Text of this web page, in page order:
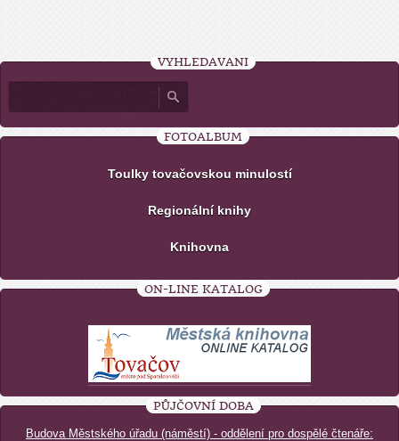
VYHLEDÁVÁNÍ
FOTOALBUM
Toulky tovačovskou minulostí
Regionální knihy
Knihovna
ON-LINE KATALOG
PŮJČOVNÍ DOBA
Budova Městského úřadu (náměstí) - oddělení pro dospělé čtenáře: